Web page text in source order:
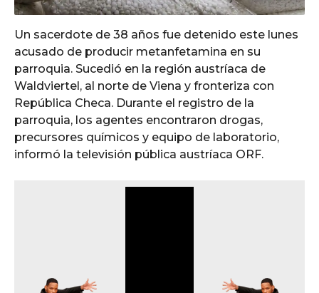
Un sacerdote de 38 años fue detenido este lunes
acusado de producir metanfetamina en su
parroquia. Sucedió en la región austríaca de
Waldviertel, al norte de Viena y fronteriza con
República Checa. Durante el registro de la
parroquia, los agentes encontraron drogas,
precursores químicos y equipo de laboratorio,
informó la televisión pública austríaca ORF.